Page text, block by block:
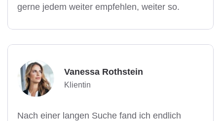
gerne jedem weiter empfehlen, weiter so.
Vanessa Rothstein
Klientin
Nach einer langen Suche fand ich endlich